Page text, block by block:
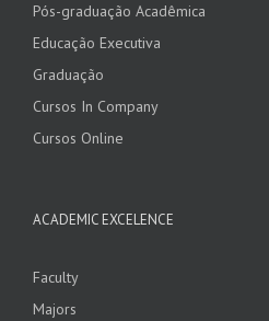
Pós-graduação Acadêmica
Educação Executiva
Graduação
Cursos In Company
Cursos Online
ACADEMIC EXCELENCE
Faculty
Majors